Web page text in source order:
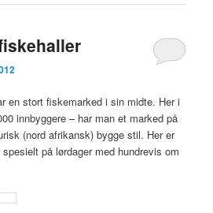
en stort fiskemarked i sin midte. Her i
innbyggere – har man et marked på
(nord afrikansk) bygge stil. Her er
på lørdager med hundrevis om